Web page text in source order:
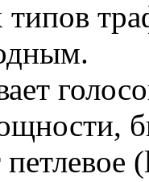
типов